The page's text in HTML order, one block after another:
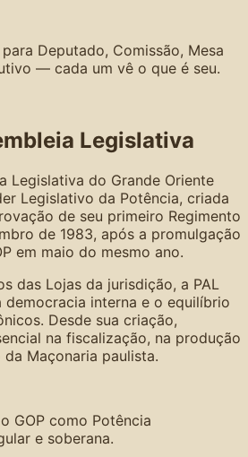
Deputado, Comissão, Mesa
— cada um vê o que é seu.
Legislativa
Legislativa do Grande Oriente
Legislativo da Potência, criada
de seu primeiro Regimento
de 1983, após a promulgação
em maio do mesmo ano.
das Lojas da jurisdição, a PAL
democracia interna e o equilíbrio
Desde sua criação,
na fiscalização, na produção
Maçonaria paulista.
GOP como Potência
e soberana.